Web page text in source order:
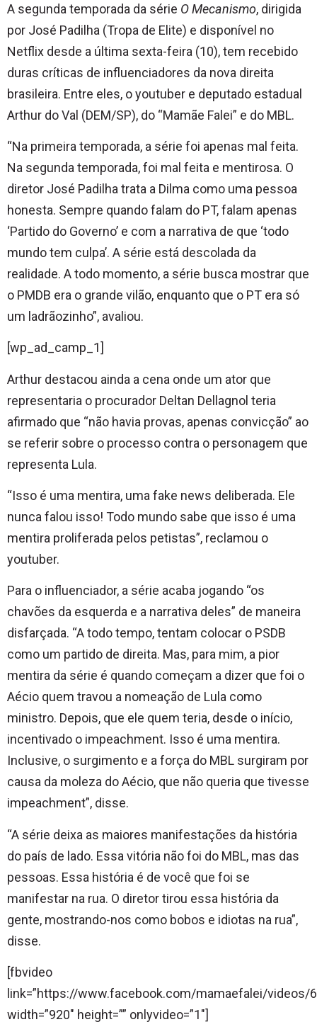
A segunda temporada da série O Mecanismo, dirigida
por José Padilha (Tropa de Elite) e disponível no
Netflix desde a última sexta-feira (10), tem recebido
duras críticas de influenciadores da nova direita
brasileira. Entre eles, o youtuber e deputado estadual
Arthur do Val (DEM/SP), do “Mamãe Falei” e do MBL.
“Na primeira temporada, a série foi apenas mal feita.
Na segunda temporada, foi mal feita e mentirosa. O
diretor José Padilha trata a Dilma como uma pessoa
honesta. Sempre quando falam do PT, falam apenas
‘Partido do Governo’ e com a narrativa de que ‘todo
mundo tem culpa’. A série está descolada da
realidade. A todo momento, a série busca mostrar que
o PMDB era o grande vilão, enquanto que o PT era só
um ladrãozinho”, avaliou.
[wp_ad_camp_1]
Arthur destacou ainda a cena onde um ator que
representaria o procurador Deltan Dellagnol teria
afirmado que “não havia provas, apenas convicção” ao
se referir sobre o processo contra o personagem que
representa Lula.
“Isso é uma mentira, uma fake news deliberada. Ele
nunca falou isso! Todo mundo sabe que isso é uma
mentira proliferada pelos petistas”, reclamou o
youtuber.
Para o influenciador, a série acaba jogando “os
chavões da esquerda e a narrativa deles” de maneira
disfarçada. “A todo tempo, tentam colocar o PSDB
como um partido de direita. Mas, para mim, a pior
mentira da série é quando começam a dizer que foi o
Aécio quem travou a nomeação de Lula como
ministro. Depois, que ele quem teria, desde o início,
incentivado o impeachment. Isso é uma mentira.
Inclusive, o surgimento e a força do MBL surgiram por
causa da moleza do Aécio, que não queria que tivesse
impeachment”, disse.
“A série deixa as maiores manifestações da história
do país de lado. Essa vitória não foi do MBL, mas das
pessoas. Essa história é de você que foi se
manifestar na rua. O diretor tirou essa história da
gente, mostrando-nos como bobos e idiotas na rua”,
disse.
[fbvideo
link=”https://www.facebook.com/mamaefalei/videos/
width=”920″ height=”” onlyvideo=”1″]